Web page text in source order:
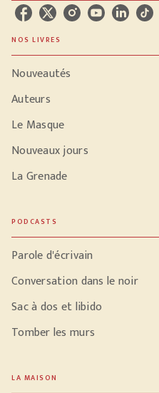
NOS LIVRES
Nouveautés
Auteurs
Le Masque
Nouveaux jours
La Grenade
PODCASTS
Parole d'écrivain
Conversation dans le noir
Sac à dos et libido
Tomber les murs
LA MAISON